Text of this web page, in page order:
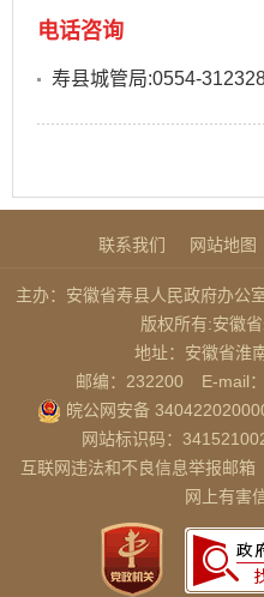
电话咨询
寿县城管局:0554-
联系我们 网站地图
主办：安徽省寿县人民政府办公
版权所有:安徽
地址：安徽省淮
邮编：232200
E-mail
皖公网安备
网站标识码：
互联网违法和不良信息举报邮箱
网上有害